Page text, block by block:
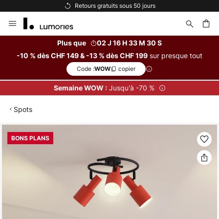
Retours gratuits sous 50 jours
Allez
au
Plus que
02 J 16 H 33 M 30 S
-10 % dès CHF 149 & -13 % dès CHF 199 sur presque tout
Code :WOW copier
Semaine WOW :Jusqu'à -70 %
Spots
BONS PLANS
Skip
to